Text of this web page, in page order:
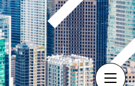
Philosophy